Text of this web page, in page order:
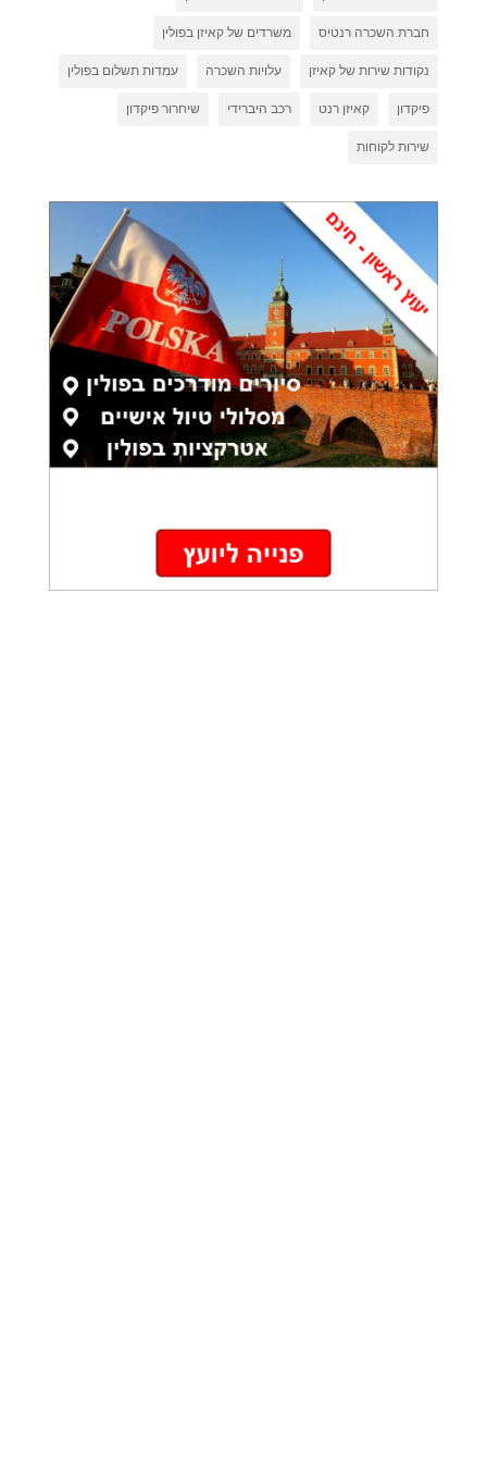
חברת השכרה רנטיס משרדים של קאיזן בפולין
נקודות שירות של קאיזן עלויות השכרה עמדות תשלום בפולין
פיקדון קאיזן רנט רכב היברידי שיחרור פיקדון
שירות לקוחות